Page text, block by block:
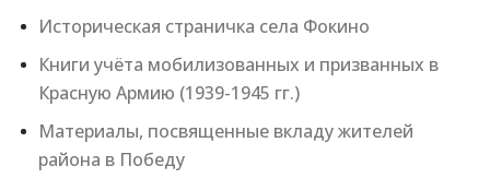
Историческая страничка села Фокино
Книги учёта мобилизованных и призванных в
Красную Армию (1939-1945 гг.)
Материалы, посвященные вкладу жителей
района в Победу